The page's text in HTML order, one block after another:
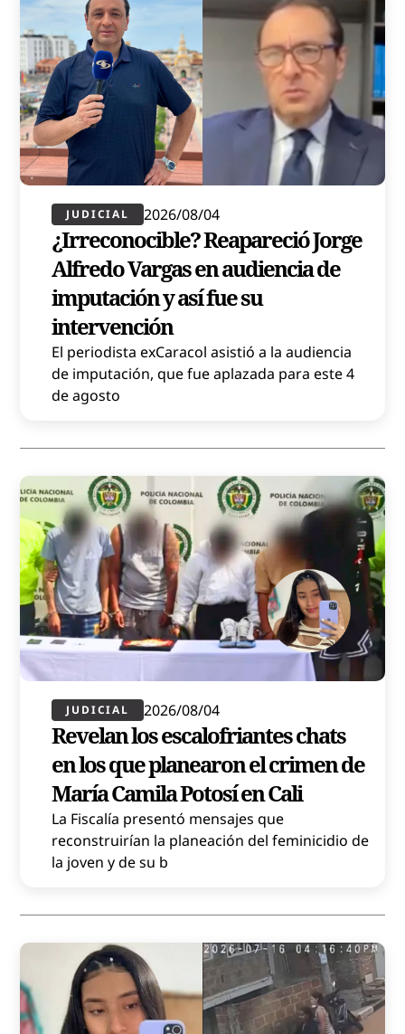
JUDICIAL 2026/08/04
¿Irreconocible? Reapareció Jorge
Alfredo Vargas en audiencia de
imputación y así fue su
intervención
El periodista exCaracol asistió a la audiencia
de imputación, que fue aplazada para este 4
de agosto
JUDICIAL 2026/08/04
Revelan los escalofriantes chats
en los que planearon el crimen de
María Camila Potosí en Cali
La Fiscalía presentó mensajes que
reconstruirían la planeación del feminicidio de
la joven y de su b